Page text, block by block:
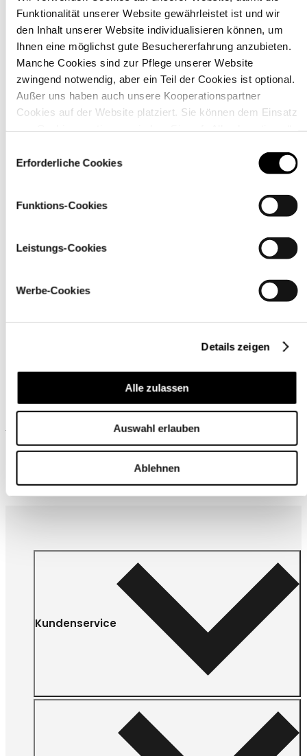
Funktionalität unserer Website gewährleistet ist und wir
den Inhalt unserer Website individualisieren können, um
Ihnen eine möglichst gute Besuchererfahrung anzubieten.
Manche Cookies sind zur Pflege unserer Website
zwingend notwendig, aber ein Teil der Cookies ist optional.
Außer uns haben auch unsere Kooperationspartner
Cookies auf der Website platziert. Sie können dem Einsatz
über den Link „Cookie-Einstellungen
Erforderliche Cookies
Funktions-Cookies
Leistungs-Cookies
Werbe-Cookies
Details zeigen
Alle zulassen
Auswahl erlauben
Ablehnen
Material
Pflegehinweise
Wird oft zusammen gekauft
Kundenservice